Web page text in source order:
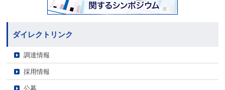
ダイレクトリンク
調達情報
採用情報
公募